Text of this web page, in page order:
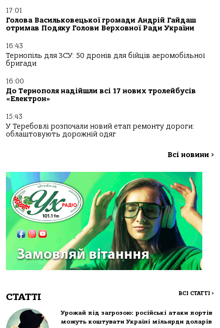
17:01
Голова Васильковецької громади Андрій Гайдаш
отримав Подяку Голови Верховної Ради України
16:43
Тернопіль для ЗСУ: 50 дронів для бійців аеромобільної
бригади
16:00
До Тернополя надійшли всі 17 нових тролейбусів
«Електрон»
15:43
У Теребовлі розпочали новий етап ремонту дороги:
облаштовують дорожній одяг
Всі новини >
СТАТТІ ВСІ СТАТТІ >
Урожай під загрозою: російські атаки портів
можуть коштувати Україні мільярди доларів